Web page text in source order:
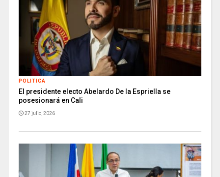
POLITICA
El presidente electo Abelardo De la Espriella se
posesionará en Cali
27 julio, 2026